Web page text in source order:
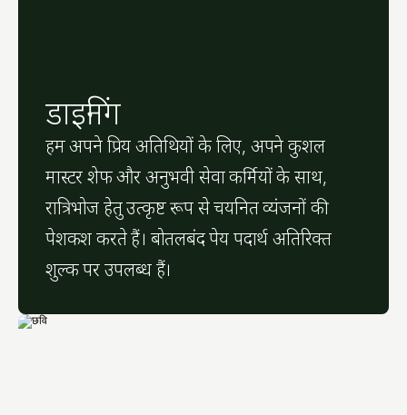
डाइनिंग
हम अपने प्रिय अतिथियों के लिए, अपने कुशल
मास्टर शेफ और अनुभवी सेवा कर्मियों के साथ,
रात्रिभोज हेतु उत्कृष्ट रूप से चयनित व्यंजनों की
पेशकश करते हैं। बोतलबंद पेय पदार्थ अतिरिक्त
शुल्क पर उपलब्ध हैं।